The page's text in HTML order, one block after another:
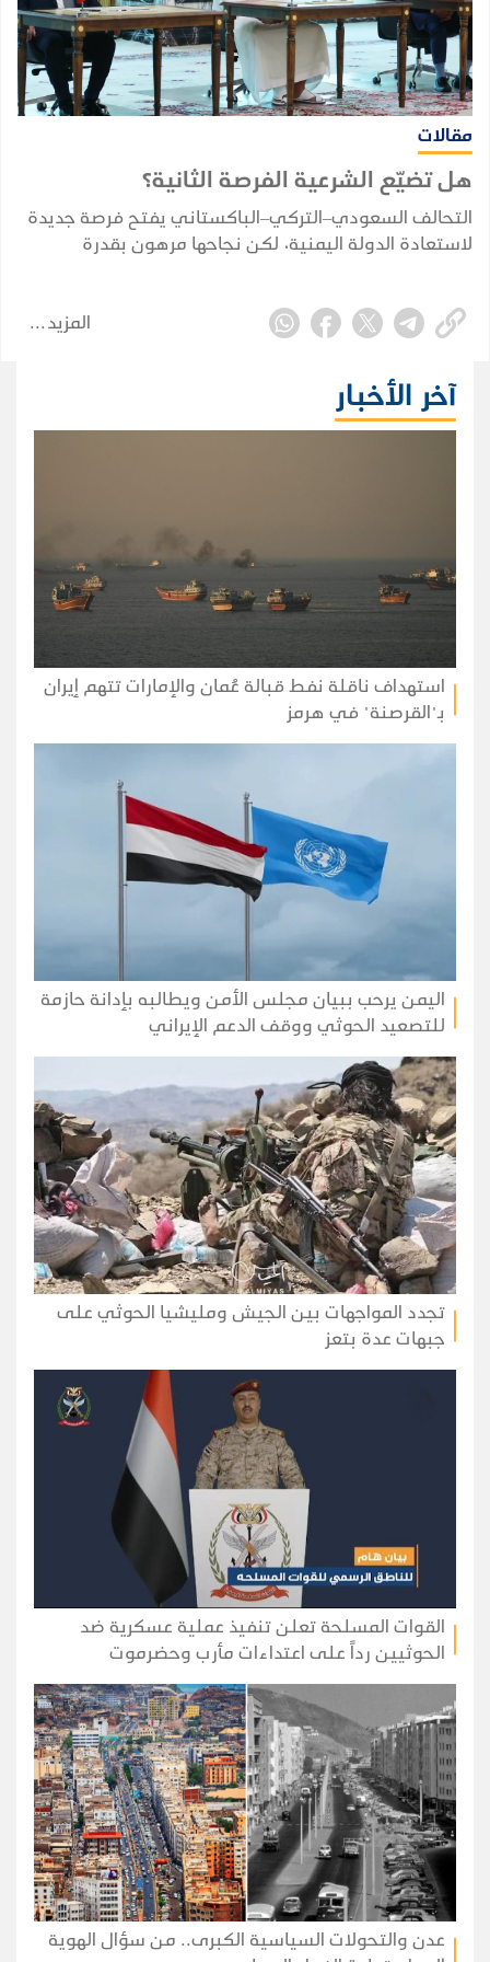
مقالات
هل تضيّع الشرعية الفرصة الثانية؟
التحالف السعودي–التركي–الباكستاني يفتح فرصة جديدة
لاستعادة الدولة اليمنية، لكن نجاحها مرهون بقدرة
المزيد
آخر الأخبار
استهداف ناقلة نفط قبالة عُمان والإمارات تتهم إيران
بـ"القرصنة" في هرمز
اليمن يرحب ببيان مجلس الأمن ويطالبه بإدانة حازمة
للتصعيد الحوثي ووقف الدعم الإيراني
تجدد المواجهات بين الجيش ومليشيا الحوثي على
جبهات عدة بتعز
القوات المسلحة تعلن تنفيذ عملية عسكرية ضد
الحوثيين رداً على اعتداءات مأرب وحضرموت
عدن والتحولات السياسية الكبرى.. من سؤال الهوية